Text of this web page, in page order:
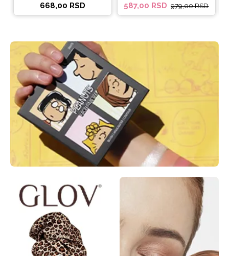
668,00 RSD
587,00 RSD 979,00 RSD